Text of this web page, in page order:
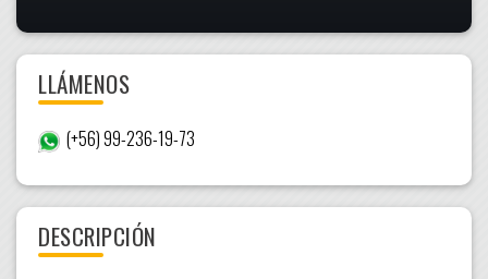
LLÁMENOS
(+56) 99-236-19-73
DESCRIPCIÓN